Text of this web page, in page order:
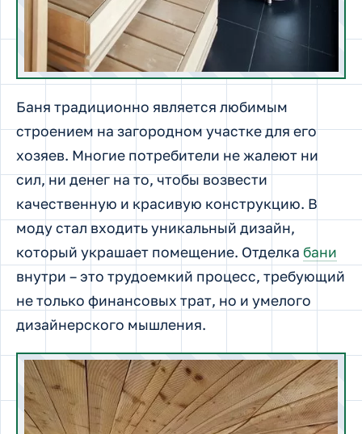
Баня традиционно является любимым
строением на загородном участке для его
хозяев. Многие потребители не жалеют ни
сил, ни денег на то, чтобы возвести
качественную и красивую конструкцию. В
моду стал входить уникальный дизайн,
который украшает помещение. Отделка бани
внутри – это трудоемкий процесс, требующий
не только финансовых трат, но и умелого
дизайнерского мышления.